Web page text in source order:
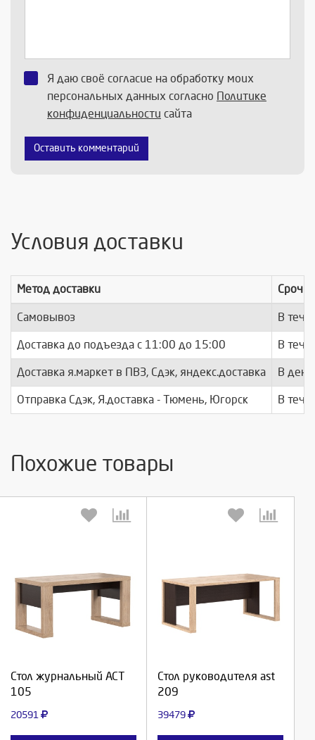
Я даю своё согласие на обработку моих
персональных данных согласно Политике
конфиденциальности сайта
Оставить комментарий
Условия доставки
Метод доставки
Самовывоз В
Доставка до подъезда c 11:00 до 15:00 В
Доставка я.маркет в ПВЗ, Сдэк, яндекс.доставка В день
Отправка Сдэк, Я.доставка - Тюмень, Югорск В
Похожие товары
Стол журнальный АСТ
105
20591
Выберите количество:
Стол руководителя ast
209
39479
Выберите количество: